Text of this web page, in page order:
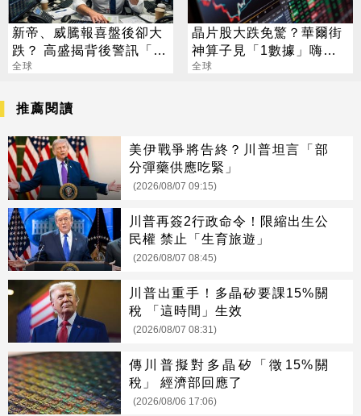
新帝、威騰報喜盤後卻大
跌？ 高盛揭背後警訊「恐
傷到美光」
全球
晶片股大跌免驚？華爾街
神算子見「1數據」嗨
喊：絕佳買點來了
全球
推薦閱讀
美伊戰爭將告終？川普坦言「部
分彈藥供應吃緊」
(2026/08/07 09:15)
川普再簽2行政命令！限縮出生公
民權 禁止「生育旅遊」
(2026/08/07 08:45)
川普出重手！多晶矽要課15%關
稅 「這時間」生效
(2026/08/07 08:31)
傳川普擬對多晶矽「徵15%關
稅」 經濟部回應了
(2026/08/06 17:06)